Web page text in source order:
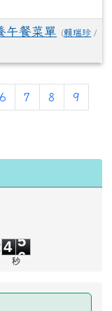
午餐菜單 (賴瑞珍 /
6 7 8 9
頁
4 5
秒